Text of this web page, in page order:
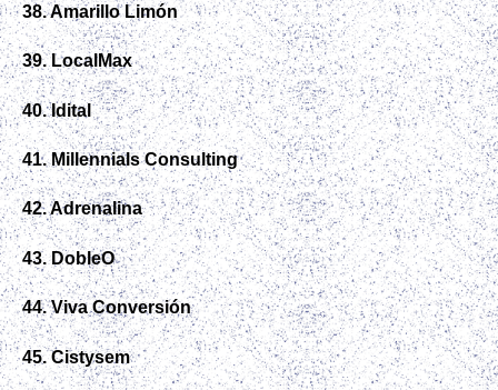
38. Amarillo Limón
39. LocalMax
40. Idital
41. Millennials Consulting
42. Adrenalina
43. DobleO
44. Viva Conversión
45. Cistysem